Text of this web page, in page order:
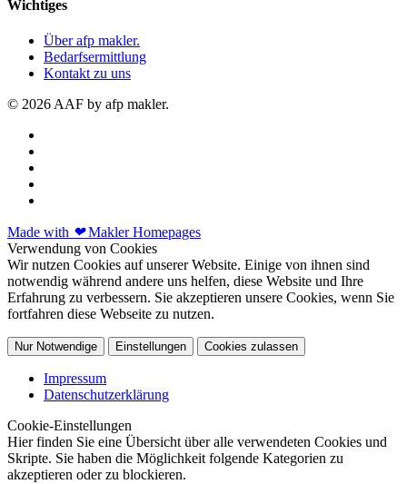
Wichtiges
Über afp makler.
Bedarfsermittlung
Kontakt zu uns
© 2026 AAF by afp makler.
Made with ❤Makler Homepages
Verwendung von Cookies
Wir nutzen Cookies auf unserer Website. Einige von ihnen sind
notwendig während andere uns helfen, diese Website und Ihre
Erfahrung zu verbessern. Sie akzeptieren unsere Cookies, wenn Sie
fortfahren diese Webseite zu nutzen.
Nur Notwendige Einstellungen Cookies zulassen
Impressum
Datenschutzerklärung
Cookie-Einstellungen
Hier finden Sie eine Übersicht über alle verwendeten Cookies und
Skripte. Sie haben die Möglichkeit folgende Kategorien zu
akzeptieren oder zu blockieren.